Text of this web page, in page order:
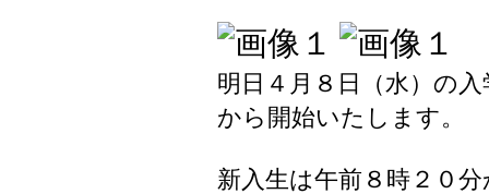
明日４月８日（水）の
から開始いたします。
新入生は午前８時２０